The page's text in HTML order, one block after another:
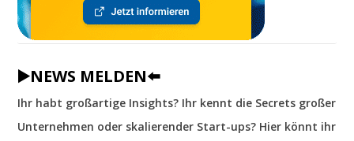
▶️NEWS MELDEN⬅️
Ihr habt großartige Insights? Ihr kennt die Secrets großer
Unternehmen oder skalierender Start-ups? Hier könnt ihr